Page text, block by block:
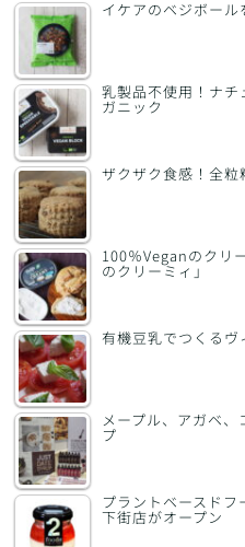
イケアのベジボール
乳製品不使用！ナ
ガニック
ザクザク食感！全粒
100％Veganのクリ
のクリーミィ」
有機豆乳でつくるヴ
メープル、アガベ
プ
プラントベースド
下街店がオープン